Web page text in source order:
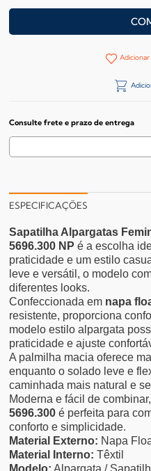
Adicionar
Consulte frete e prazo de entrega
ESPECIFICAÇÕES
Sapatilha Alpargatas
5696.300 NP é a escolha
praticidade e um estilo
leve e versátil, o modelo
diferentes looks.
Confeccionada em napa
resistente, proporciona
modelo estilo alpargata
praticidade e ajuste
A palmilha macia oferece
enquanto o solado leve e
caminhada mais natural e
Moderna e fácil de
5696.300 é perfeita para
conforto e simplicidade.
Material Externo: Napa
Material Interno: Têxtil